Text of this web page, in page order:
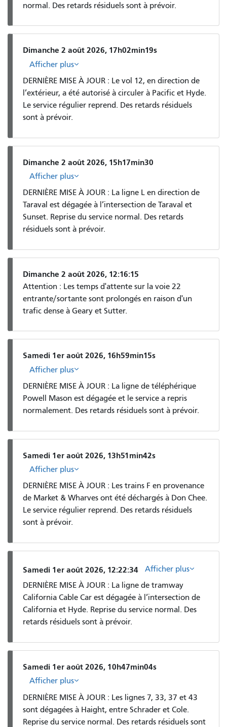
normal. Des retards résiduels sont à prévoir.
Dimanche 2 août 2026, 17h02min19s
Afficher plus
DERNIÈRE MISE À JOUR : Le vol 12, en direction de
l’extérieur, a été autorisé à circuler à Pacific et Hyde.
Le service régulier reprend. Des retards résiduels
sont à prévoir.
Dimanche 2 août 2026, 15h17min30
Afficher plus
DERNIÈRE MISE À JOUR : La ligne L en direction de
Taraval est dégagée à l’intersection de Taraval et
Sunset. Reprise du service normal. Des retards
résiduels sont à prévoir.
Dimanche 2 août 2026, 12:16:15
Attention : Les temps d'attente sur la voie 22
entrante/sortante sont prolongés en raison d'un
trafic dense à Geary et Sutter.
Samedi 1er août 2026, 16h59min15s
Afficher plus
DERNIÈRE MISE À JOUR : La ligne de téléphérique
Powell Mason est dégagée et le service a repris
normalement. Des retards résiduels sont à prévoir.
Samedi 1er août 2026, 13h51min42s
Afficher plus
DERNIÈRE MISE À JOUR : Les trains F en provenance
de Market & Wharves ont été déchargés à Don Chee.
Le service régulier reprend. Des retards résiduels
sont à prévoir.
Samedi 1er août 2026, 12:22:34
Afficher plus
DERNIÈRE MISE À JOUR : La ligne de tramway
California Cable Car est dégagée à l’intersection de
California et Hyde. Reprise du service normal. Des
retards résiduels sont à prévoir.
Samedi 1er août 2026, 10h47min04s
Afficher plus
DERNIÈRE MISE À JOUR : Les lignes 7, 33, 37 et 43
sont dégagées à Haight, entre Schrader et Cole.
Reprise du service normal. Des retards résiduels sont